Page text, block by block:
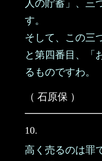
人の貯蓄」、三
す。
そして、この三
と第四番目、「
るものですわ。
（ 石原保 ）
10.
高く売るのは罪